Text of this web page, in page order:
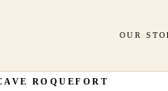
OUR
ROQUEFORT